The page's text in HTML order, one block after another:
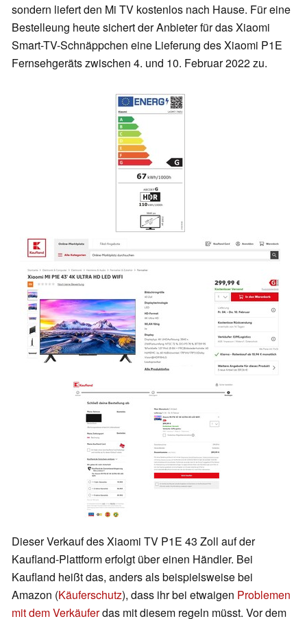
sondern liefert den Mi TV kostenlos nach Hause. Für eine
Bestelleung heute sichert der Anbieter für das Xiaomi
Smart-TV-Schnäppchen eine Lieferung des Xiaomi P1E
Fernsehgeräts zwischen 4. und 10. Februar 2022 zu.
Dieser Verkauf des Xiaomi TV P1E 43 Zoll auf der
Kaufland-Plattform erfolgt über einen Händler. Bei
Kaufland heißt das, anders als beispielsweise bei
Amazon (Käuferschutz), dass ihr bei etwaigen Problemen
mit dem Verkäuferdas mit diesem regeln müsst. Vor dem